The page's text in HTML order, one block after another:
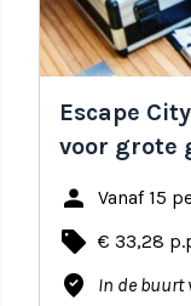
Escape
voor grote
person Vanaf 15
local_offer € 33,28
where_to_vote In de buurt